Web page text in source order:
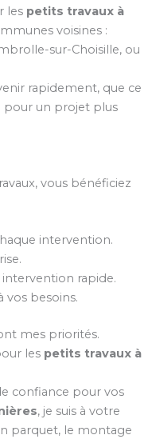
les petits travaux à
voisines :
sur-Choisille, ou
rapidement, que ce
pour un projet plus
vous bénéficiez
intervention.
rapide.
vos besoins.
mes priorités.
les petits travaux à
confiance pour vos
, je suis à votre
parquet, le montage